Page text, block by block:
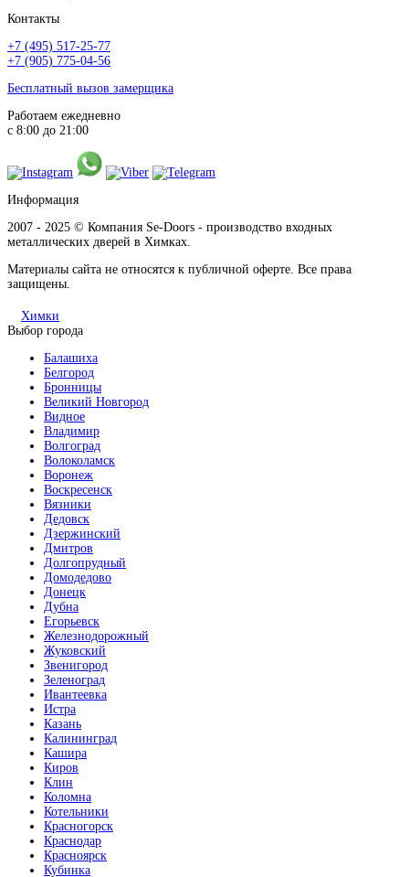
Контакты
+7 (495) 517-25-77
+7 (905) 775-04-56
Бесплатный вызов замерщика
Работаем ежедневно
с 8:00 до 21:00
Информация
2007 - 2025 © Компания Se-Doors - производство входных
металлических дверей в Химках.
Материалы сайта не относятся к публичной оферте. Все права
защищены.
Химки
Выбор города
Балашиха
Белгород
Бронницы
Великий Новгород
Видное
Владимир
Волгоград
Волоколамск
Воронеж
Воскресенск
Вязники
Дедовск
Дзержинский
Дмитров
Долгопрудный
Домодедово
Донецк
Дубна
Егорьевск
Железнодорожный
Жуковский
Звенигород
Зеленоград
Ивантеевка
Истра
Казань
Калининград
Кашира
Киров
Клин
Коломна
Котельники
Красногорск
Краснодар
Красноярск
Кубинка